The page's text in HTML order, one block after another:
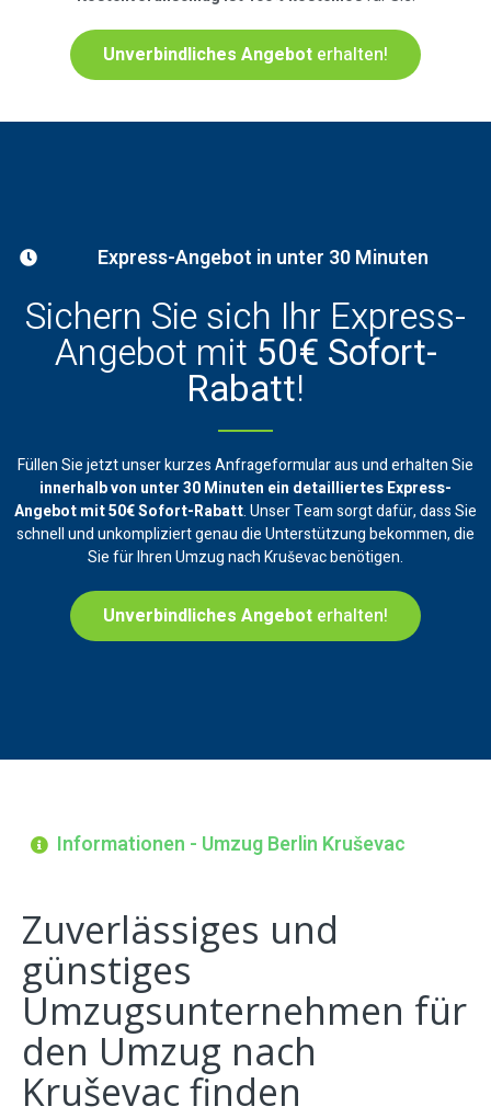
Unverbindliches Angebot erhalten!
Express-Angebot in unter 30 Minuten
Sichern Sie sich Ihr Express-
Angebot mit 50€ Sofort-
Rabatt!
Füllen Sie jetzt unser kurzes Anfrageformular aus und erhalten Sie
innerhalb von unter 30 Minuten ein detailliertes Express-
Angebot mit 50€ Sofort-Rabatt. Unser Team sorgt dafür, dass Sie
schnell und unkompliziert genau die Unterstützung bekommen, die
Sie für Ihren Umzug nach Kruševac benötigen.
Unverbindliches Angebot erhalten!
Informationen - Umzug Berlin Kruševac
Zuverlässiges und
günstiges
Umzugsunternehmen für
den Umzug nach
Kruševac finden